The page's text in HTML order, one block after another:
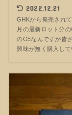
2022.12.21
GHKから発売され
月の最新ロット分
のG5なんですが皆
興味が無く購入して